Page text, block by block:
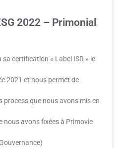
2022 – Primonial
certification « Label ISR » le
2021 et nous permet de
process que nous avons mis en
nous avons fixées à Primovie